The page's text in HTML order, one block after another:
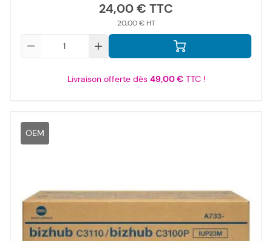
24,00 €
20,00 €
Livraison offerte dès 49,00 €TTC !
OEM